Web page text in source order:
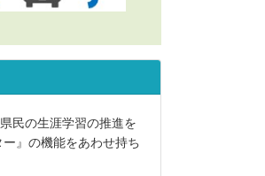
民の生涯学習の推進を
』の機能をあわせ持ち